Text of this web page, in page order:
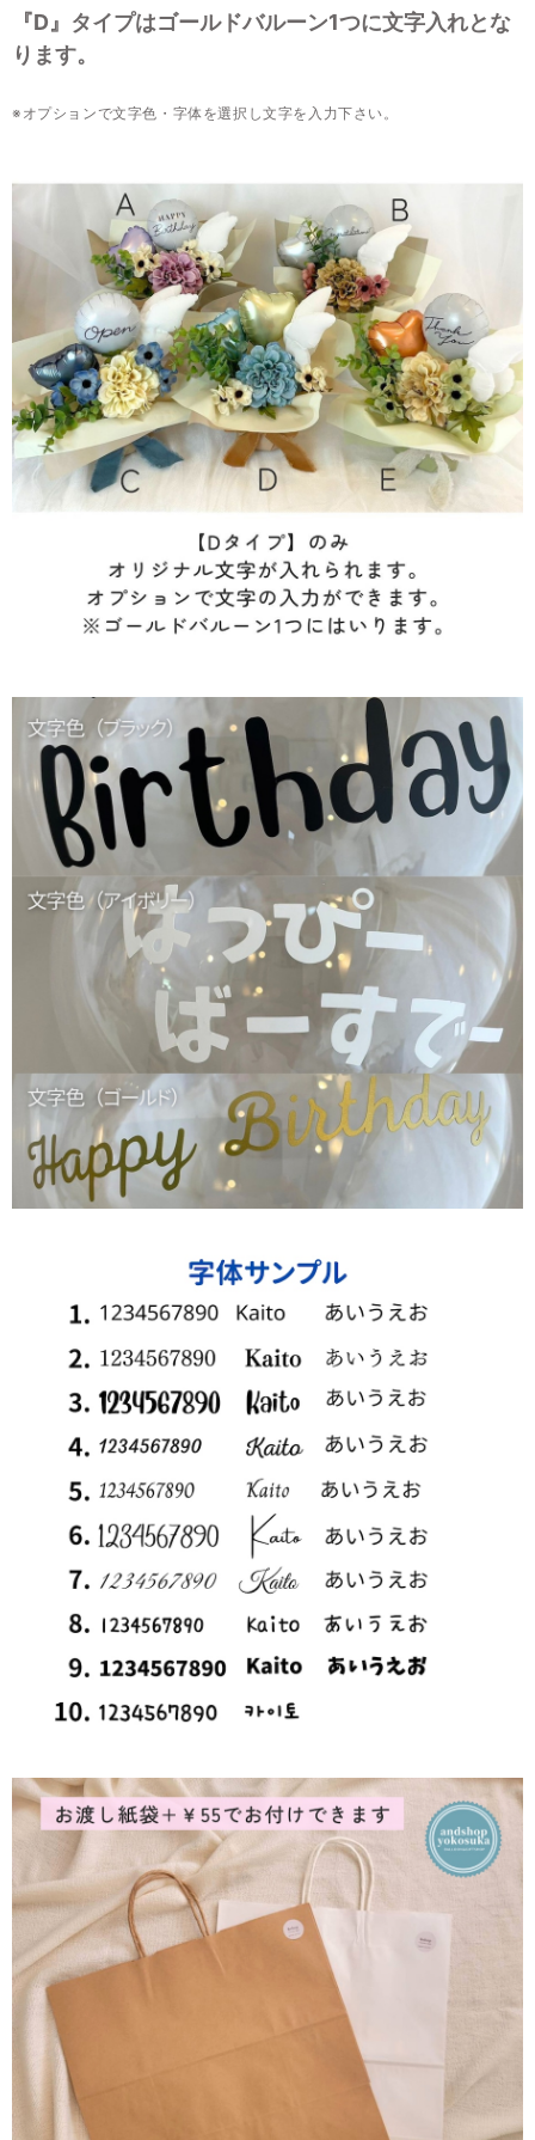
『D』タイプはゴールドバルーン1つに文字入れとな
ります。
※オプションで文字色・字体を選択し文字を入力下さい。